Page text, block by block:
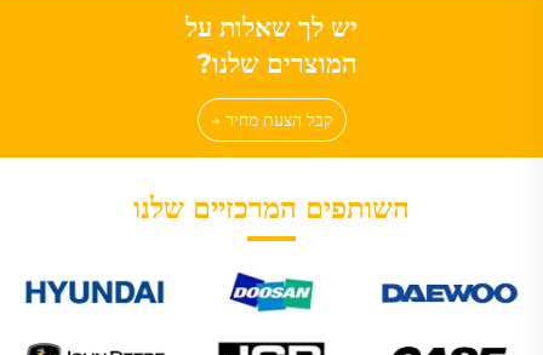
יש לך שאלות על
המוצרים שלנו?
קבל הצעת מחיר →
השותפים המרכזיים שלנו